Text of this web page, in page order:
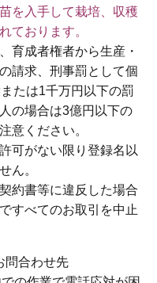
を入手して栽培、収穫
ております。
育成者権者から生産・
請求、刑事罰として個
たは1千万円以下の罰
の場合は3億円以下の
意ください。
可がない限り登録名以
ん。
約書等に違反した場合
すべてのお取引を中止
問合わせ先